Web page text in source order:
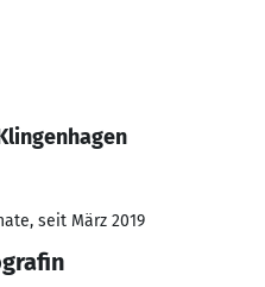
seit März 2019